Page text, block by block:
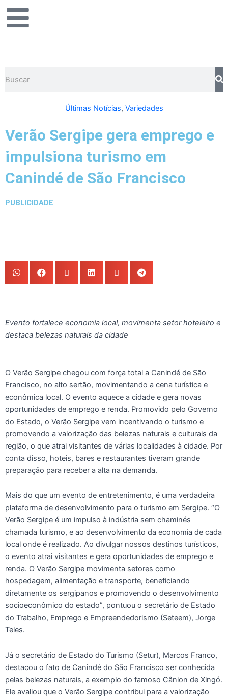
para
Últimas Notícias, Variedades
Verão Sergipe gera emprego e
impulsiona turismo em
Canindé de São Francisco
PUBLICIDADE
Evento fortalece economia local, movimenta setor hoteleiro e
destaca belezas naturais da cidade
O Verão Sergipe chegou com força total a Canindé de São
Francisco, no alto sertão, movimentando a cena turística e
econômica local. O evento aquece a cidade e gera novas
oportunidades de emprego e renda. Promovido pelo Governo
do Estado, o Verão Sergipe vem incentivando o turismo e
promovendo a valorização das belezas naturais e culturais da
região, o que atrai visitantes de várias localidades à cidade. Por
conta disso, hoteis, bares e restaurantes tiveram grande
preparação para receber a alta na demanda.
Mais do que um evento de entretenimento, é uma verdadeira
plataforma de desenvolvimento para o turismo em Sergipe. “O
Verão Sergipe é um impulso à indústria sem chaminés
chamada turismo, e ao desenvolvimento da economia de cada
local onde é realizado. Ao divulgar nossos destinos turísticos,
o evento atrai visitantes e gera oportunidades de emprego e
renda. O Verão Sergipe movimenta setores como
hospedagem, alimentação e transporte, beneficiando
diretamente os sergipanos e promovendo o desenvolvimento
socioeconômico do estado”, pontuou o secretário de Estado
do Trabalho, Emprego e Empreendedorismo (Seteem), Jorge
Teles.
Já o secretário de Estado do Turismo (Setur), Marcos Franco,
destacou o fato de Canindé do São Francisco ser conhecida
pelas belezas naturais, a exemplo do famoso Cânion de Xingó.
Ele avaliou que o Verão Sergipe contribui para a valorização